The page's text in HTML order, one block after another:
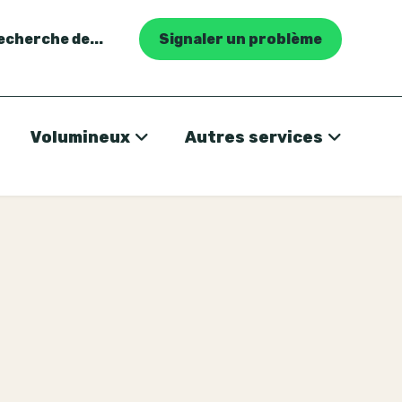
de... Signaler un problème
Volumineux Autres services